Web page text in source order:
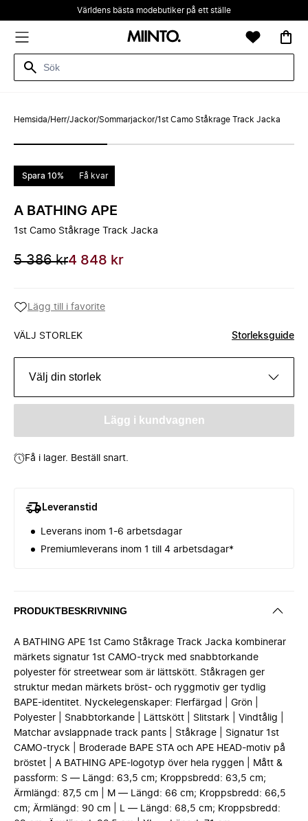
Världens bästa modebutiker på ett ställe
Hemsida/Herr/Jackor/Sommarjackor/1st Camo Ståkrage Track Jacka
Spara 10% Få kvar
A BATHING APE
1st Camo Ståkrage Track Jacka
5 386 kr4 848 kr
Lägg till i favorite
VÄLJ STORLEK Storleksguide
Välj din storlek
Lägg i kundvagnen
Få i lager. Beställ snart.
Leveranstid
Leverans inom 1-6 arbetsdagar
Premiumleverans inom 1 till 4 arbetsdagar*
PRODUKTBESKRIVNING
A BATHING APE 1st Camo Ståkrage Track Jacka kombinerar
märkets signatur 1st CAMO-tryck med snabbtorkande
polyester för streetwear som är lättskött. Ståkragen ger
struktur medan märkets bröst- och ryggmotiv ger tydlig
BAPE-identitet. Nyckelegenskaper: Flerfärgad | Grön |
Polyester | Snabbtorkande | Lättskött | Slitstark | Vindtålig |
Matchar avslappnade track pants | Ståkrage | Signatur 1st
CAMO-tryck | Broderade BAPE STA och APE HEAD-motiv på
bröstet | A BATHING APE-logotyp över hela ryggen | Mått &
passform: S — Längd: 63,5 cm; Kroppsbredd: 63,5 cm;
Ärmlängd: 87,5 cm | M — Längd: 66 cm; Kroppsbredd: 66,5
cm; Ärmlängd: 90 cm | L — Längd: 68,5 cm; Kroppsbredd: